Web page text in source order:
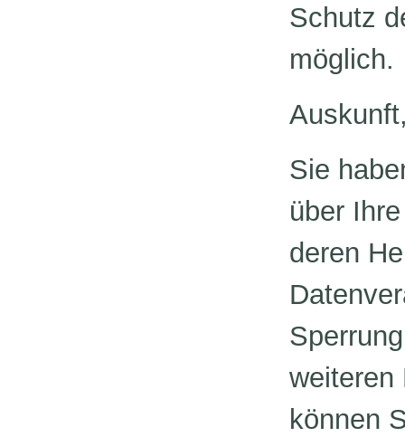
Schutz
möglich.
Sie
über
deren
weiteren
können